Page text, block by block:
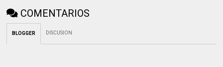
COMENTARIOS
BLOGGER DISCUSION